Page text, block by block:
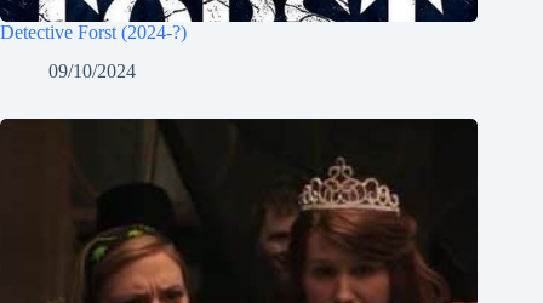
Detective Forst (2024-?)
09/10/2024